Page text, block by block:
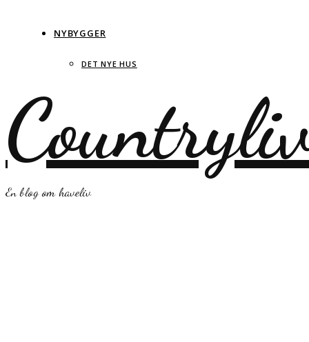
NYBYGGER
DET NYE HUS
En blog om haveliv